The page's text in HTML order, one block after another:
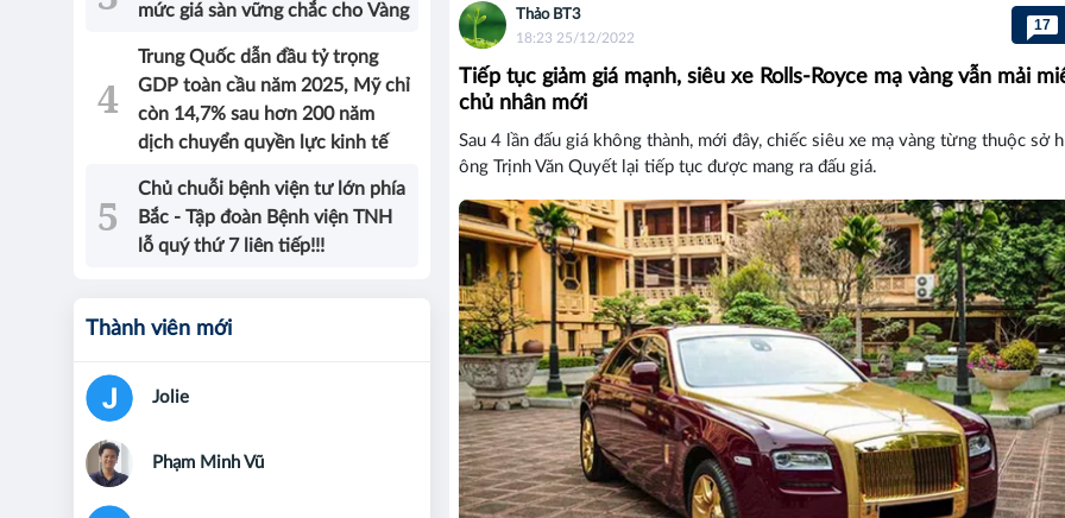
Thảo BT3
18:23 25/12/2022
17
Tiếp tục giảm giá mạnh, siêu xe Rolls-Royce mạ vàng vẫn mải
chủ nhân mới
Sau 4 lần đấu giá không thành, mới đây, chiếc siêu xe mạ vàng từng thuộc sở
ông Trịnh Văn Quyết lại tiếp tục được mang ra đấu giá.
mức giá sàn vững chắc cho Vàng
Trung Quốc dẫn đầu tỷ trọng
GDP toàn cầu năm 2025, Mỹ chỉ
còn 14,7% sau hơn 200 năm
dịch chuyển quyền lực kinh tế
Chủ chuỗi bệnh viện tư lớn phía
Bắc - Tập đoàn Bệnh viện TNH
lỗ quý thứ 7 liên tiếp!!!
Thành viên mới
Jolie
Phạm Minh Vũ